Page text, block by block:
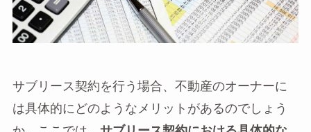
サブリース契約を行う場合、不動産のオーナーに
は具体的にどのようなメリットがあるのでしょう